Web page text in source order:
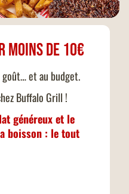
moins de 10€
et au budget.
Buffalo Grill !
généreux et le
boisson : le tout